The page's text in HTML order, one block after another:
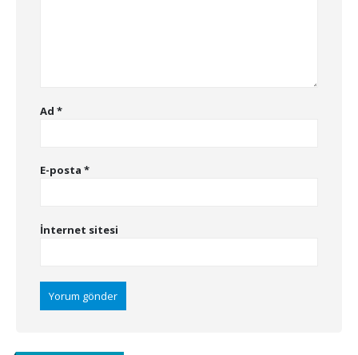
Ad *
E-posta *
İnternet sitesi